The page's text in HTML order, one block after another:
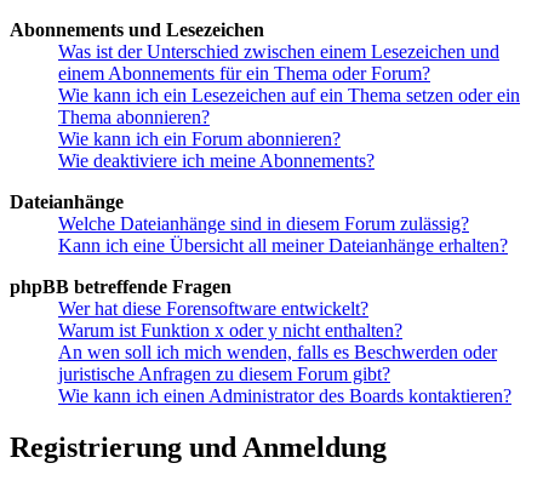
Abonnements und Lesezeichen
Was ist der Unterschied zwischen einem Lesezeichen und
einem Abonnements für ein Thema oder Forum?
Wie kann ich ein Lesezeichen auf ein Thema setzen oder ein
Thema abonnieren?
Wie kann ich ein Forum abonnieren?
Wie deaktiviere ich meine Abonnements?
Dateianhänge
Welche Dateianhänge sind in diesem Forum zulässig?
Kann ich eine Übersicht all meiner Dateianhänge erhalten?
phpBB betreffende Fragen
Wer hat diese Forensoftware entwickelt?
Warum ist Funktion x oder y nicht enthalten?
An wen soll ich mich wenden, falls es Beschwerden oder
juristische Anfragen zu diesem Forum gibt?
Wie kann ich einen Administrator des Boards kontaktieren?
Registrierung und Anmeldung